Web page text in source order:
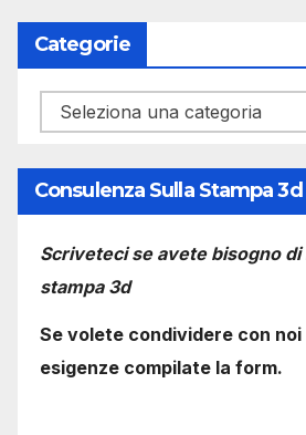
Categorie
Categorie
Consulenza Sulla Stampa 3d
Scriveteci se avete bisogno
stampa 3d
Se volete condividere con
esigenze compilate la form.